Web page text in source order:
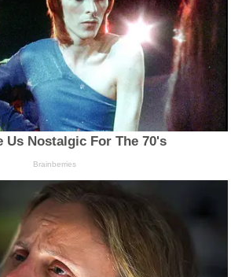
Us Nostalgic For The 70's
Brainberries